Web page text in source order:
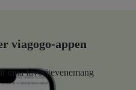
viagogo-appen
dina favoritevenemang